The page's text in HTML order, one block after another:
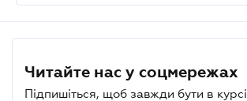
Читайте нас у соцмережах
Підпишіться, щоб завжди бути в курсі